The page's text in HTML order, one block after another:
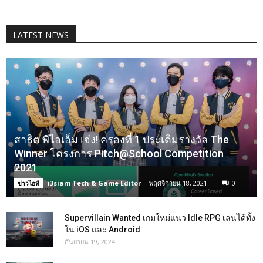
LATEST NEWS
สาธิต พีไอเอ็ม เจ๋ง! ครองที่ 1 ประเดิมรางวัล The
Winner โครงการ Pitch@School Competition
2021
ข่าวไอที i3siam Tech & Game Editor - พฤศจิกายน 18, 2021 0
Supervillain Wanted เกมใหม่แนว Idle RPG เล่นได้ทั้ง
ใน iOS และ Android
กันยายน 19, 2024